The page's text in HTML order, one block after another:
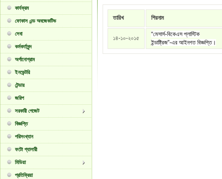
কার্যক্রম
ফোকাস এন্ড অবজেকটিভ
সেবা
কর্মকর্তাবৃন্দ
অর্গানোগ্রাম
ইনভেন্টরি
টেন্ডার
জরিপ
সরকারী গেজেট
বিজ্ঞপ্তি
পরিসংখ্যান
ফটো গ্যালারী
মিডিয়া
প্রতিক্রিয়া
তারিখ শিরনাম
১৪-১০-২০১৫
“মেসার্স-বিকেএস প্লাস্টিক
ইন্ডাষ্ট্রিজ”-এর আইনগত বিজ্ঞপ্তি।